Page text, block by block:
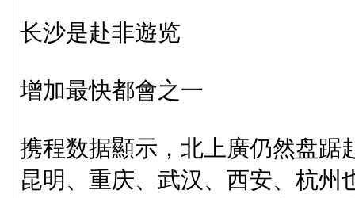
长沙是赴非遊览
增加最快都會之一
携程数据顯示，北上廣仍然盘踞
昆明、重庆、武汉、西安、杭州